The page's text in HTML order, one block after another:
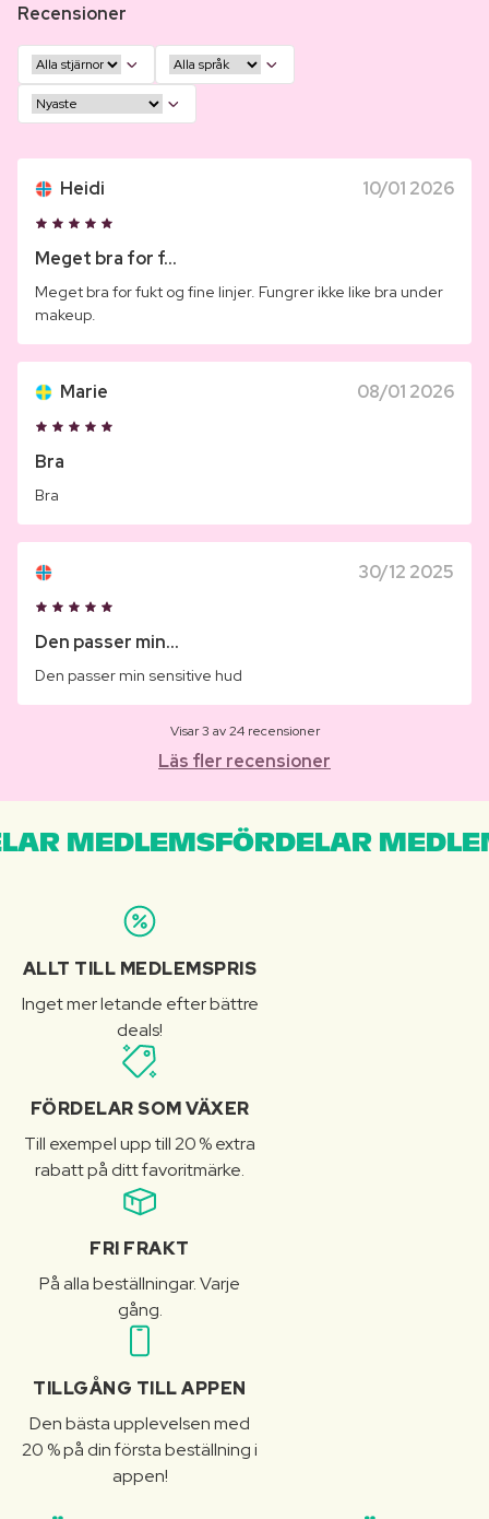
Recensioner
Heidi 10/01 2026
Meget bra for f...
Meget bra for fukt og fine linjer. Fungrer ikke like bra under
makeup.
Marie 08/01 2026
Bra
Bra
30/12 2025
Den passer min...
Den passer min sensitive hud
Visar 3 av 24 recensioner
Läs fler recensioner
MEDLEMSFÖRDELAR
ALLT TILL MEDLEMSPRIS
Inget mer letande efter bättre
deals!
FÖRDELAR SOM VÄXER
Till exempel upp till 20 % extra
rabatt på ditt favoritmärke.
FRI FRAKT
På alla beställningar. Varje
gång.
TILLGÅNG TILL APPEN
Den bästa upplevelsen med
20 % på din första beställning i
appen!